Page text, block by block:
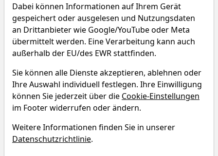
282,461 $ +2,62 %
Echtzeit-Aktienkurs 07.08.2026, 19:59 Uhr
Was macht Cigna
Group?
Unternehmensprofil
Mehr Infos auf
Die CIGNA Corporation ist eine der führenden
Dabei können Informationen auf Ihrem Gerät
gespeichert oder ausgelesen und Nutzungsdaten
an Drittanbieter wie Google/YouTube oder Meta
übermittelt werden. Eine Verarbeitung kann auch
außerhalb der EU/des EWR stattfinden.
Sie können alle Dienste akzeptieren, ablehnen oder
Ihre Auswahl individuell festlegen. Ihre Einwilligung
können Sie jederzeit über die Cookie-Einstellungen
im Footer widerrufen oder ändern.
Weitere Informationen finden Sie in unserer
Datenschutzrichtlinie.